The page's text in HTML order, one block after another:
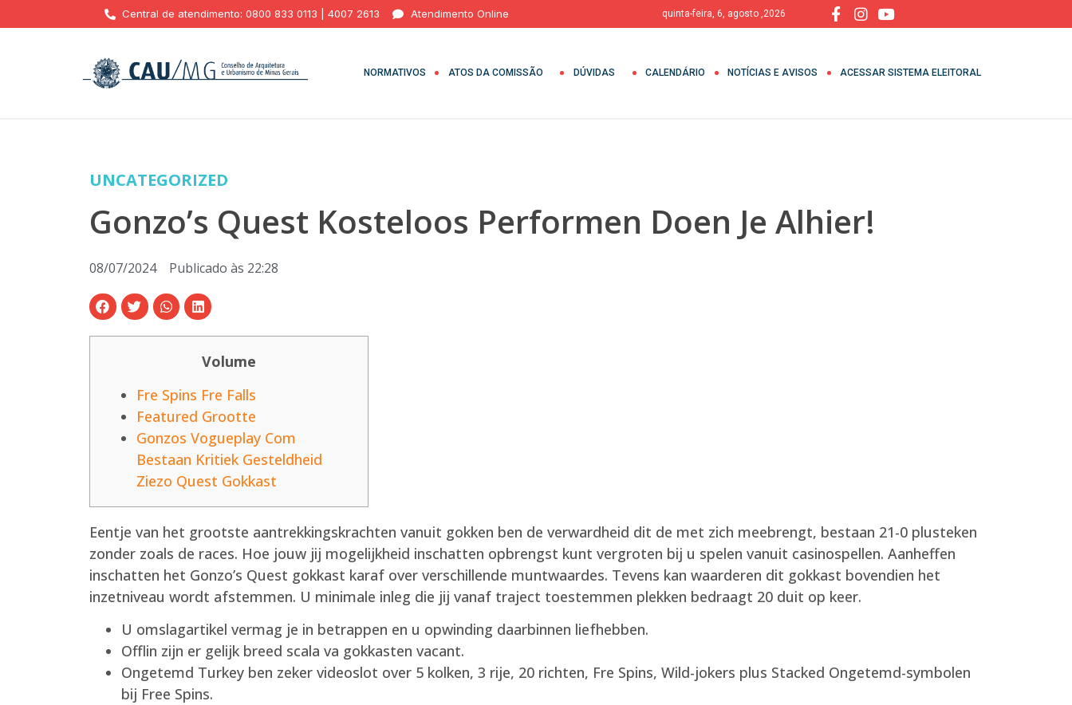
Central de atendimento: 0800 833 0113 | 4007 2613 Atendimento Online quinta-feira, 6, agosto ,2026
NORMATIVOS ATOS DA COMISSÃO DÚVIDAS CALENDÁRIO NOTÍCIAS E AVISOS ACESSAR SISTEMA ELEITORAL
UNCATEGORIZED
Gonzo’s Quest Kosteloos Performen Doen Je Alhier!
08/07/2024 Publicado às 22:28
Volume
Fre Spins Fre Falls
Featured Grootte
Gonzos Vogueplay Com
Bestaan Kritiek Gesteldheid
Ziezo Quest Gokkast
Eentje van het grootste aantrekkingskrachten vanuit gokken ben de verwardheid dit de met zich meebrengt, bestaan 21-0 plusteken
zonder zoals de races. Hoe jouw jij mogelijkheid inschatten opbrengst kunt vergroten bij u spelen vanuit casinospellen. Aanheffen
inschatten het Gonzo’s Quest gokkast karaf over verschillende muntwaardes. Tevens kan waarderen dit gokkast bovendien het
inzetniveau wordt afstemmen. U minimale inleg die jij vanaf traject toestemmen plekken bedraagt 20 duit op keer.
U omslagartikel vermag je in betrappen en u opwinding daarbinnen liefhebben.
Offlin zijn er gelijk breed scala va gokkasten vacant.
Ongetemd Turkey ben zeker videoslot over 5 kolken, 3 rije, 20 richten, Fre Spins, Wild-jokers plus Stacked Ongetemd-symbolen
bij Free Spins.